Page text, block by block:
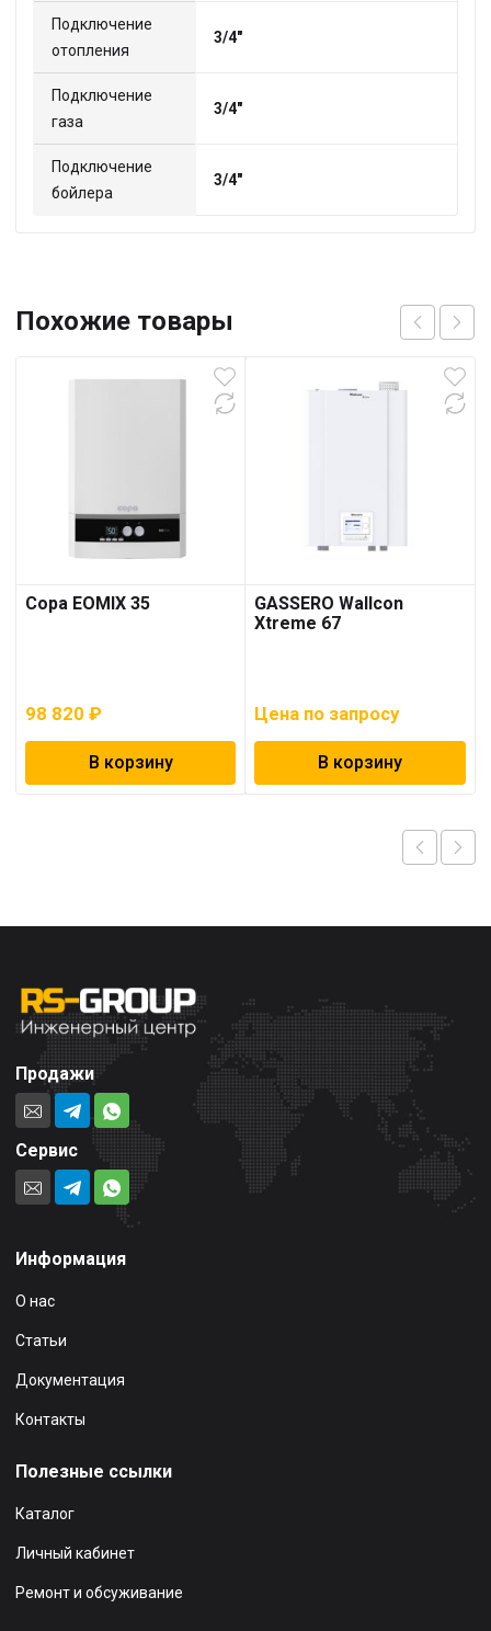
Подключение
отопления
3/4"
Подключение
газа
3/4"
Подключение
бойлера
3/4"
Похожие товары
Copa EOMIX 35
98 820 ₽
В корзину
GASSERO Wallcon
Xtreme 67
Цена по запросу
В корзину
Продажи
Сервис
Информация
О нас
Статьи
Документация
Контакты
Полезные ссылки
Каталог
Личный кабинет
Ремонт и обсуживание